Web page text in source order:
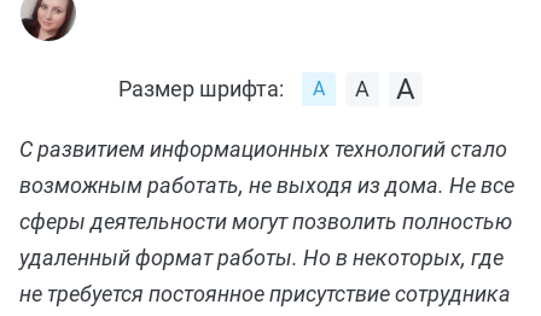
Размер шрифта:
С развитием информационных технологий стало
возможным работать, не выходя из дома. Не все
сферы деятельности могут позволить полностью
удаленный формат работы. Но в некоторых, где
не требуется постоянное присутствие сотрудника